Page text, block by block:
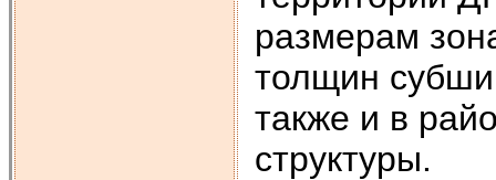
размерам
толщин
также и в
структуры.